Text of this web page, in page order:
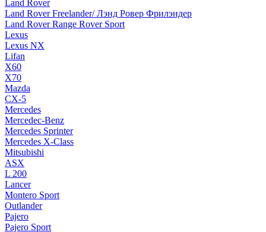
Land Rover
Land Rover Freelander/ Лэнд Ровер Фрилэндер
Land Rover Range Rover Sport
Lexus
Lexus NX
Lifan
X60
X70
Mazda
CX-5
Mercedes
Mercedec-Benz
Mercedes Sprinter
Mercedes X-Class
Mitsubishi
ASX
L 200
Lancer
Montero Sport
Outlander
Pajero
Pajero Sport